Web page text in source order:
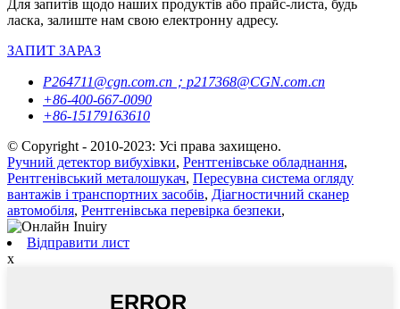
Для запитів щодо наших продуктів або прайс-листа, будь
ласка, залиште нам свою електронну адресу.
ЗАПИТ ЗАРАЗ
P264711@cgn.com.cn；p217368@CGN.com.cn
+86-400-667-0090
+86-15179163610
© Copyright - 2010-2023: Усі права захищено.
Ручний детектор вибухівки, Рентгенівське обладнання,
Рентгенівський металошукач, Пересувна система огляду
вантажів і транспортних засобів, Діагностичний сканер
автомобіля, Рентгенівська перевірка безпеки,
Відправити лист
x